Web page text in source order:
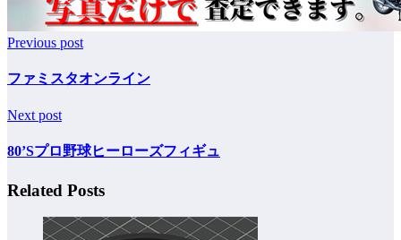
Previous post
ファミスタオンライン
Next post
80’Sプロ野球ヒーローズフィギュ
Related Posts